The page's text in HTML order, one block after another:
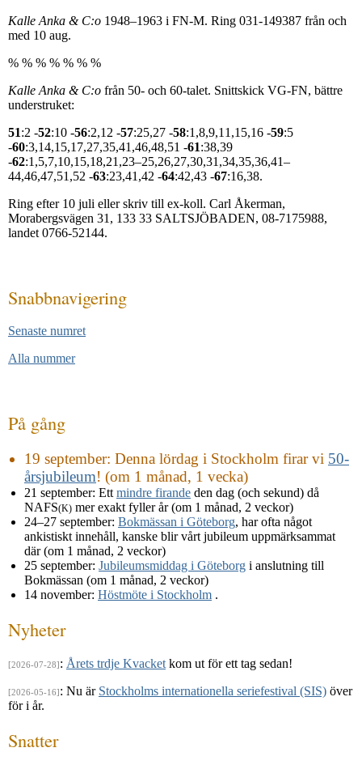
Kalle Anka & C:o 1948–1963 i FN-M. Ring 031-149387 från och
med 10 aug.
% % % % % % %
Kalle Anka & C:o från 50- och 60-talet. Snittskick VG-FN, bättre
understruket:
51:2 -52:10 -56:2,12 -57:25,27 -58:1,8,9,11,15,16 -59:5
-60:3,14,15,17,27,35,41,46,48,51 -61:38,39
-62:1,5,7,10,15,18,21,23–25,26,27,30,31,34,35,36,41–
44,46,47,51,52 -63:23,41,42 -64:42,43 -67:16,38.
Ring efter 10 juli eller skriv till ex-koll. Carl Åkerman,
Morabergsvägen 31, 133 33 SALTSJÖBADEN, 08-7175988,
landet 0766-52144.
Snabb­navigering
Senaste numret
Alla nummer
På gång
19 september: Denna lördag i Stockholm firar vi 50-
årsjubileum! (om 1 månad, 1 vecka)
21 september: Ett mindre firande den dag (och sekund) då
NAFS(K) mer exakt fyller år (om 1 månad, 2 veckor)
24–27 september: Bokmässan i Göteborg, har ofta något
ankistiskt innehåll, kanske blir vårt jubileum uppmärksammat
där (om 1 månad, 2 veckor)
25 september: Jubileumsmiddag i Göteborg i anslutning till
Bokmässan (om 1 månad, 2 veckor)
14 november: Höstmöte i Stockholm .
Nyheter
[2026-07-28]: Årets trdje Kvacket kom ut för ett tag sedan!
[2026-05-16]: Nu är Stockholms internationella seriefestival (SIS) över
för i år.
Snatter